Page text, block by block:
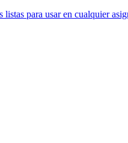
listas para usar en cualquier